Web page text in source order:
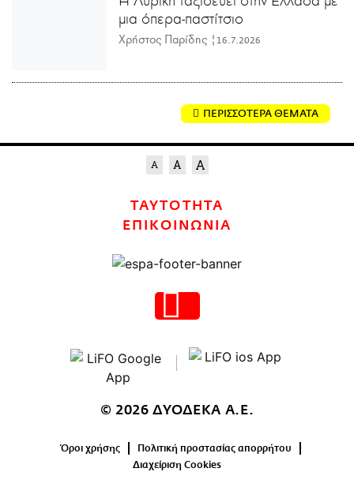
μια όπερα-παστίτσιο
Χρήστος Παρίδης | 16.7.2026
ΠΕΡΙΣΣΟΤΕΡΑ ΘΕΜΑΤΑ
ΤΑΥΤΟΤΗΤΑ
ΕΠΙΚΟΙΝΩΝΙΑ
© 2026 ΔΥΟΔΕΚΑ Α.Ε.
Όροι χρήσης
Πολιτική προστασίας απορρήτου
Διαχείριση Cookies